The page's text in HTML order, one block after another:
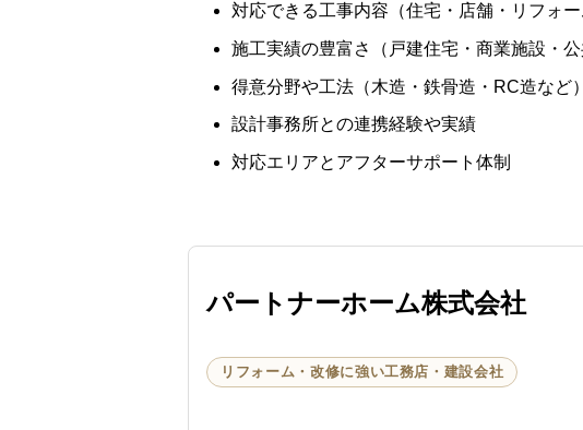
対応できる工事内容（住宅・店舗・リフォー
施工実績の豊富さ（戸建住宅・商業施設・公
得意分野や工法（木造・鉄骨造・RC造など）
設計事務所との連携経験や実績
対応エリアとアフターサポート体制
パートナーホーム株式会社
リフォーム・改修に強い工務店・建設会社